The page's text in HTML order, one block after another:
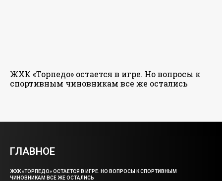
ЖХК «Торпедо» остается в игре. Но вопросы к
спортивным чиновникам все же остались
ГЛАВНОЕ
ЖХК «ТОРПЕДО» ОСТАЕТСЯ В ИГРЕ. НО ВОПРОСЫ К СПОРТИВНЫМ
ЧИНОВНИКАМ ВСЕ ЖЕ ОСТАЛИСЬ